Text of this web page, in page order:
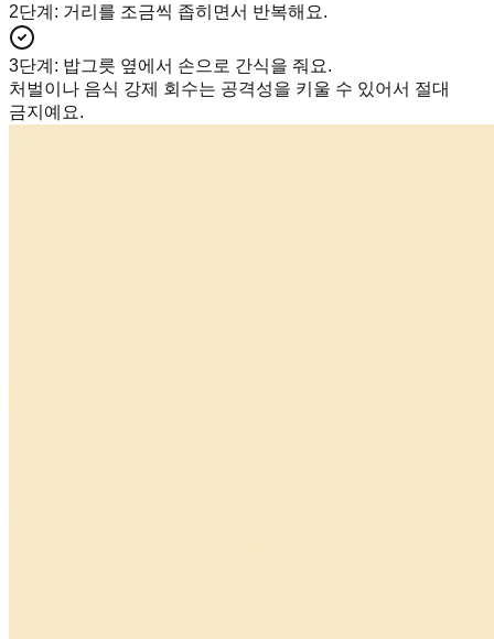
2단계 : 거리를 조금씩 좁히면서 반복해요.
3단계 : 밥그릇 옆에서 손으로 간식을 줘요.
처벌이나 음식 강제 회수는 공격성을 키울 수 있어서 절대
금지예요.